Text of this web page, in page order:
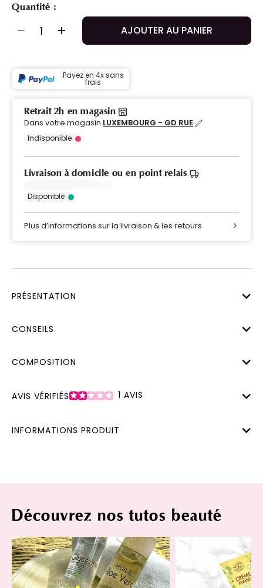
Quantité :
AJOUTER AU PANIER
Payez en 4x sans
frais
Retrait 2h en magasin
Dans votre magasin LUXEMBOURG - GD RUE
Indisponible
Livraison à domicile ou en point relais
Disponible
Plus d’informations sur la livraison & les retours
PRÉSENTATION
CONSEILS
COMPOSITION
AVIS VÉRIFIÉS 1 AVIS
INFORMATIONS PRODUIT
Découvrez nos tutos beauté